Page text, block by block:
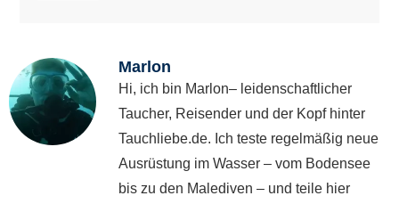
Marlon
Hi, ich bin Marlon– leidenschaftlicher
Taucher, Reisender und der Kopf hinter
Tauchliebe.de. Ich teste regelmäßig neue
Ausrüstung im Wasser – vom Bodensee
bis zu den Malediven – und teile hier